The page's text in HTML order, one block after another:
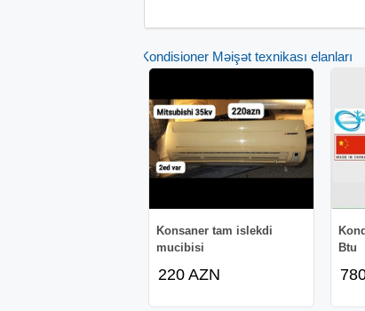
Kondisioner Məişət texnikası elanları
Konsaner tam islekdi
mucibisi
220 AZN
Btu